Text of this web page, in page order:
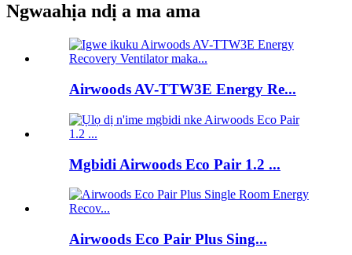
Ngwaahịa ndị a ma ama
Airwoods AV-TTW3E Energy Re...
Mgbidi Airwoods Eco Pair 1.2 ...
Airwoods Eco Pair Plus Sing...